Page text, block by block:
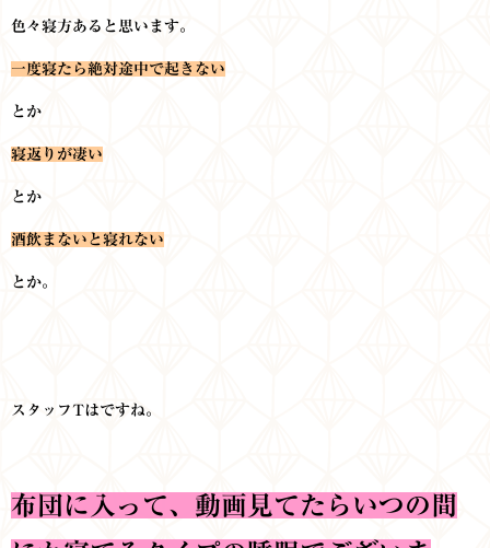
色々寝方あると思います。
一度寝たら絶対途中で起きない
とか
寝返りが凄い
とか
酒飲まないと寝れない
とか。
スタッフTはですね。
布団に入って、動画見てたらいつの間